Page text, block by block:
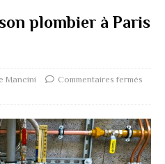
plombier à Paris
Mancini Commentaires fermés